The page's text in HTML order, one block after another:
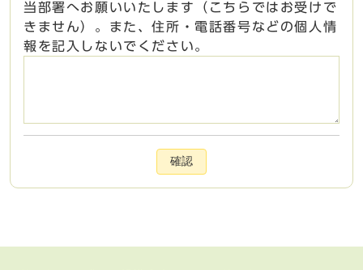
当部署へお願いいたします（こちらではお受けで
きません）。また、住所・電話番号などの個人情
報を記入しないでください。
確認